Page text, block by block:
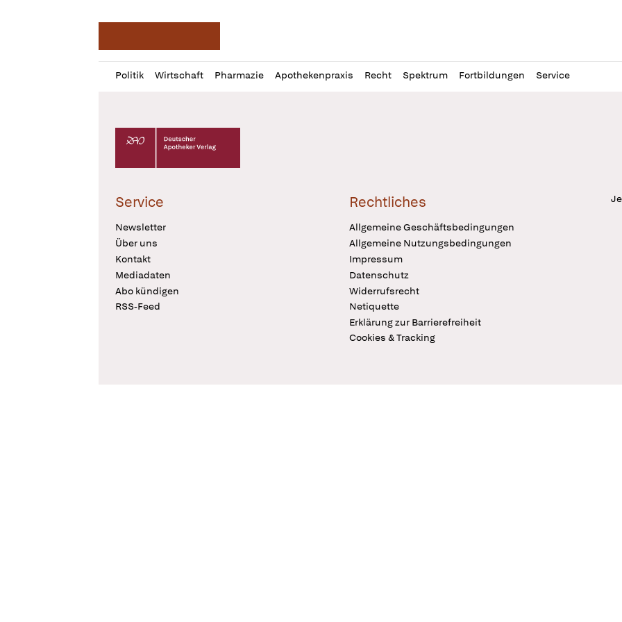
Politik Wirtschaft Pharmazie Apothekenpraxis Recht Spektrum Fortbildungen Service
Profil
öffnen
Daz
Pur
Deutscher Apotheker Verlag Logo
Service
Newsletter
Über uns
Kontakt
Mediadaten
Abo kündigen
RSS-Feed
Rechtliches
Allgemeine Geschäftsbedingungen
Allgemeine Nutzungsbedingungen
Impressum
Datenschutz
Widerrufsrecht
Netiquette
Erklärung zur Barrierefreiheit
Cookies & Tracking